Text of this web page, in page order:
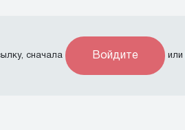
сначала Войдите или